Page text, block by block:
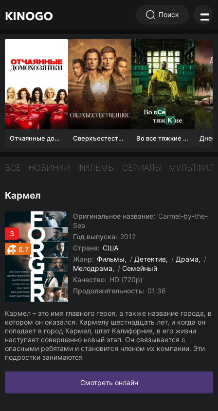
Поиск
Отчаянные домохозяйки (1 сезон) Сверхъестественное Во все тяжкие 1-5 сезон
ВСЕ НОВИНКИ ФИЛЬМЫ СЕРИАЛЫ
Кармел
3
6.7
Оригинальное название: Carmel-by-the-
Sea
Год выпуска: 2012
Страна: США
Жанр: Фильмы / Детектив / Драма
/
Мелодрама
/ Семейный
Качество: HD (720p)
Продолжительность: 01:36
Кармел – это имя главного героя, а также название города, в
котором он оказался. Кармелу шестнадцать лет, и когда он
попадает в город Кармел, штат Калифорния, в его жизни
наступает совершенно новый этап. Он связывается с
опасными ребятами и становится членом их компании. Эти
подростки занимаются
Смотреть онлайн